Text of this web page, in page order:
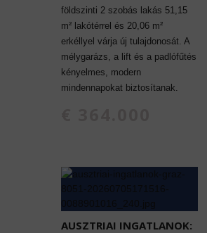
földszinti 2 szobás lakás 51,15
m² lakótérrel és 20,06 m²
erkéllyel várja új tulajdonosát. A
mélygarázs, a lift és a padlófűtés
kényelmes, modern
mindennapokat biztosítanak.
AUSZTRIAI INGATLANOK: